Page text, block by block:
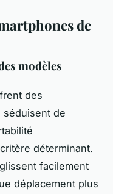
de
modèles
des
de
déterminant.
facilement
déplacement plus